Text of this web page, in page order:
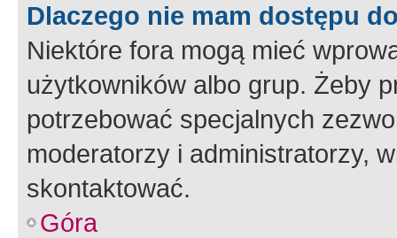
Dlaczego nie mam dostępu
Niektóre fora mogą mieć
użytkowników albo grup. Żeby
potrzebować specjalnych
moderatorzy i administratorzy,
skontaktować.
Góra